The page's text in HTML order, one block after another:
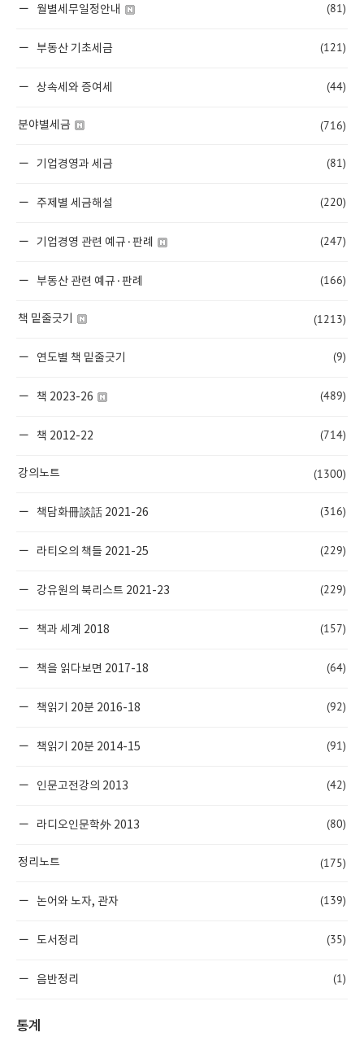
월별세무일정안내 (81)
부동산 기초세금 (121)
상속세와 증여세 (44)
분야별세금 (716)
기업경영과 세금 (81)
주제별 세금해설 (220)
기업경영 관련 예규·판례 (247)
부동산 관련 예규·판례 (166)
책 밑줄긋기 (1213)
연도별 책 밑줄긋기 (9)
책 2023-26 (489)
책 2012-22 (714)
강의노트 (1300)
책담화冊談話 2021-26 (316)
라티오의 책들 2021-25 (229)
강유원의 북리스트 2021-23 (229)
책과 세계 2018 (157)
책을 읽다보면 2017-18 (64)
책읽기 20분 2016-18 (92)
책읽기 20분 2014-15 (91)
인문고전강의 2013 (42)
라디오인문학外 2013 (80)
정리노트 (175)
논어와 노자, 관자 (139)
도서정리 (35)
음반정리 (1)
통계